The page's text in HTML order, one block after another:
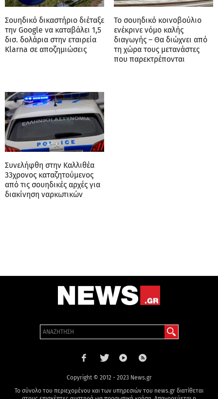
Σουηδικό δικαστήριο διέταξε
την Google να καταβάλει 1,5
δισ. δολάρια στην εταιρεία
Klarna σε αποζημιώσεις
Το σουηδικό κοινοβούλιο
ενέκρινε νόμο καλής
διαγωγής – Θα διώχνει από
τη χώρα τους μετανάστες
που παρεκτρέπονται
Συνελήφθη στην Καλλιθέα
33χρονος καταζητούμενος
από τις σουηδικές αρχές για
διακίνηση ναρκωτικών
Copyright © 2012 - 2023 News.gr
Το σύνολο του περιεχομένου και των υπηρεσιών του news.gr διατίθεται